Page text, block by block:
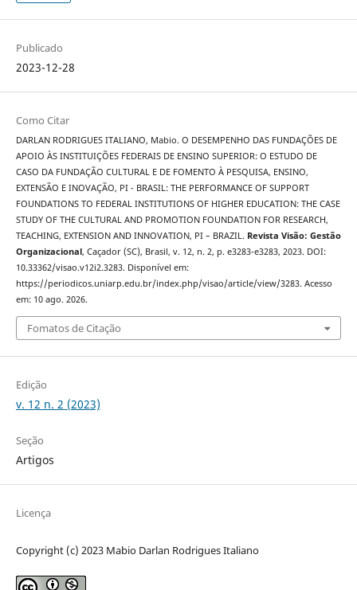
Publicado
2023-12-28
Como Citar
DARLAN RODRIGUES ITALIANO, Mabio. O DESEMPENHO DAS FUNDAÇÕES DE
APOIO ÀS INSTITUIÇÕES FEDERAIS DE ENSINO SUPERIOR: O ESTUDO DE
CASO DA FUNDAÇÃO CULTURAL E DE FOMENTO À PESQUISA, ENSINO,
EXTENSÃO E INOVAÇÃO, PI - BRASIL: THE PERFORMANCE OF SUPPORT
FOUNDATIONS TO FEDERAL INSTITUTIONS OF HIGHER EDUCATION: THE CASE
STUDY OF THE CULTURAL AND PROMOTION FOUNDATION FOR RESEARCH,
TEACHING, EXTENSION AND INNOVATION, PI – BRAZIL. Revista Visão: Gestão
Organizacional, Caçador (SC), Brasil, v. 12, n. 2, p. e3283-e3283, 2023. DOI:
10.33362/visao.v12i2.3283. Disponível em:
https://periodicos.uniarp.edu.br/index.php/visao/article/view/3283. Acesso
em: 10 ago. 2026.
Fomatos de Citação
Edição
v. 12 n. 2 (2023)
Seção
Artigos
Licença
Copyright (c) 2023 Mabio Darlan Rodrigues Italiano